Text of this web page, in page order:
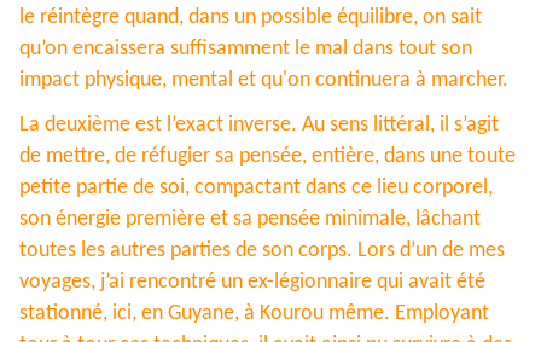
le réintègre quand, dans un possible équilibre, on sait
qu’on encaissera suffisamment le mal dans tout son
impact physique, mental et qu'on continuera à marcher.
La deuxième est l’exact inverse. Au sens littéral, il s’agit
de mettre, de réfugier sa pensée, entière, dans une toute
petite partie de soi, compactant dans ce lieu corporel,
son énergie première et sa pensée minimale, lâchant
toutes les autres parties de son corps. Lors d’un de mes
voyages, j’ai rencontré un ex-légionnaire qui avait été
stationné, ici, en Guyane, à Kourou même. Employant